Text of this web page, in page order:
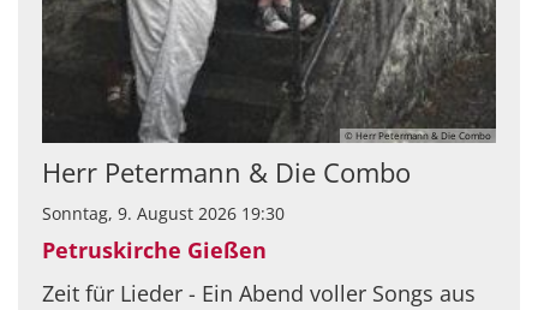
© Herr Petermann & Die Combo
Herr Petermann & Die Combo
Sonntag, 9. August 2026 19:30
Petruskirche Gießen
Zeit für Lieder - Ein Abend voller Songs aus